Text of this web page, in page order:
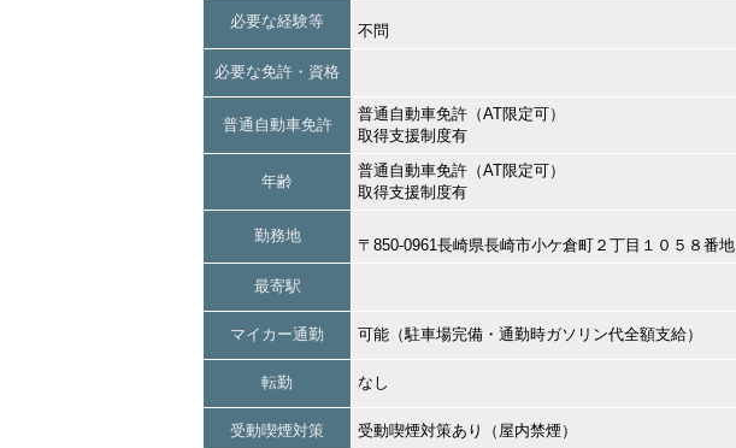
必要な経験等
不問
必要な免許・資格
普通自動車免許
普通自動車免許（AT限定可）
取得支援制度有
年齢
普通自動車免許（AT限定可）
取得支援制度有
勤務地
〒850-0961長崎県長崎市小ケ倉町２丁目１０５８番地
最寄駅
マイカー通勤 可能（駐車場完備・通勤時ガソリン代全額支給）
転勤 なし
受動喫煙対策 受動喫煙対策あり（屋内禁煙）